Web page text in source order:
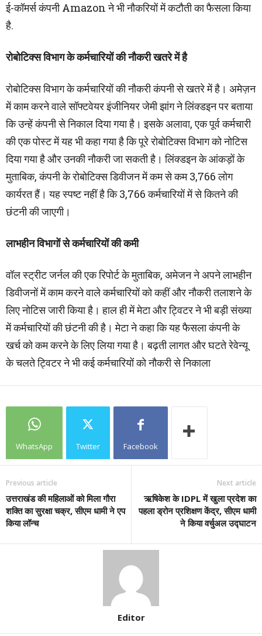
ई-कॉमर्स कंपनी Amazon ने भी नौकरियों में कटौती का फैसला किया
है.
रोबोटिक्स विभाग के कर्मचारियों की नौकरी खतरे में है
रोबोटिक्स विभाग के कर्मचारियों की नौकरी कंपनी से खतरे में है। अमेज़न
में काम करने वाले सॉफ्टवेयर इंजीनियर जेमी झांग ने लिंक्डइन पर बताया
कि उन्हें कंपनी से निकाल दिया गया है। इसके अलावा, एक पूर्व कर्मचारी
की एक पोस्ट में यह भी कहा गया है कि पूरे रोबोटिक्स विभाग को नोटिस
दिया गया है और उनकी नौकरी जा सकती है। लिंक्डइन के आंकड़ों के
मुताबिक, कंपनी के रोबोटिक्स डिवीजन में कम से कम 3,766 लोग
कार्यरत हैं। यह स्पष्ट नहीं है कि 3,766 कर्मचारियों में से कितने की
छंटनी की जाएगी।
लाभहीन विभागों से कर्मचारियों की कमी
वॉल स्ट्रीट जर्नल की एक रिपोर्ट के मुताबिक, अमेजन ने अपने लाभहीन
डिवीजनों में काम करने वाले कर्मचारियों को कहीं और नौकरी तलाशने के
लिए नोटिस जारी किया है। हाल ही में मेटा और ट्विटर ने भी बड़ी संख्या
में कर्मचारियों की छंटनी की है। मेटा ने कहा कि यह फैसला कंपनी के
खर्च को कम करने के लिए लिया गया है। बढ़ती लागत और घटते रेवेन्यू
के चलते ट्विटर ने भी कई कर्मचारियों को नौकरी से निकाला
WhatsApp Twitter Facebook
Previous article
उत्तराखंड की महिलाओं को मिला गौरा
शक्ति का सुरक्षा चक्र, सीएम धामी ने एप
किया लॉन्च
Next article
ऋषिकेश के IDPL में खुला प्रदेश का
पहला ड्रोन प्रशिक्षण केंद्र, सीएम धामी
ने किया वर्चुअल उद्घाटन
Editor